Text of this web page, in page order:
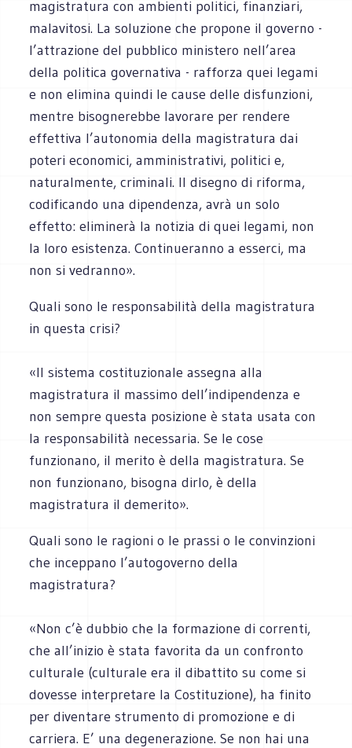
magistratura con ambienti politici, finanziari,
malavitosi. La soluzione che propone il governo -
l’attrazione del pubblico ministero nell’area
della politica governativa - rafforza quei legami
e non elimina quindi le cause delle disfunzioni,
mentre bisognerebbe lavorare per rendere
effettiva l’autonomia della magistratura dai
poteri economici, amministrativi, politici e,
naturalmente, criminali. Il disegno di riforma,
codificando una dipendenza, avrà un solo
effetto: eliminerà la notizia di quei legami, non
la loro esistenza. Continueranno a esserci, ma
non si vedranno».
Quali sono le responsabilità della magistratura
in questa crisi?
«Il sistema costituzionale assegna alla
magistratura il massimo dell’indipendenza e
non sempre questa posizione è stata usata con
la responsabilità necessaria. Se le cose
funzionano, il merito è della magistratura. Se
non funzionano, bisogna dirlo, è della
magistratura il demerito».
Quali sono le ragioni o le prassi o le convinzioni
che inceppano l’autogoverno della
magistratura?
«Non c’è dubbio che la formazione di correnti,
che all’inizio è stata favorita da un confronto
culturale (culturale era il dibattito su come si
dovesse interpretare la Costituzione), ha finito
per diventare strumento di promozione e di
carriera. E’ una degenerazione. Se non hai una